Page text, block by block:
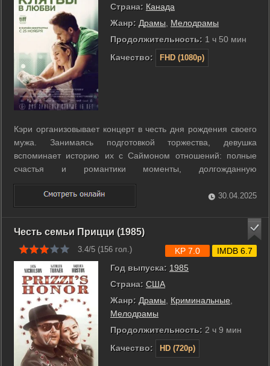
Страна: Канада
Жанр: Драмы, Мелодрамы
Продолжительность: 1 ч 50 мин
Качество:
FHD (1080p)
Кэри организовывает концерт в честь дня рождения своего
мужа. Занимаясь подготовкой торжества, девушка
вспоминает историю их с Саймоном отношений: полные
счастья и романтики моменты, долгожданную
беременность… и ложь, способную все разрушить. ...
30.04.2025
Честь семьи Прицци (1985)
3.4/5 (156 гол.)
Год выпуска: 1985
Страна: США
Жанр: Драмы Криминальные
Мелодрамы
Продолжительность: 2 ч 9 мин
Качество:
HD (720p)
KP 7.0 IMDB 6.7